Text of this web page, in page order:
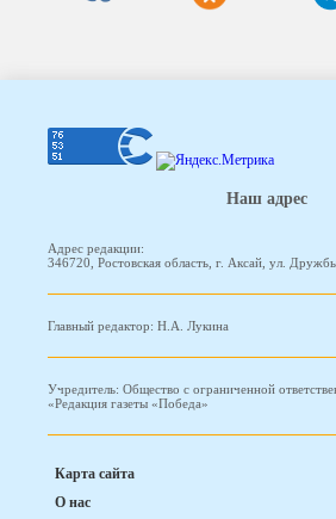
Наш адрес
Адрес редакции:
346720, Ростовская область, г. Аксай, ул.
Главный редактор: Н.А. Лукина
Учредитель: Общество с ограниченной
«Редакция газеты «Победа»
Карта сайта
О нас